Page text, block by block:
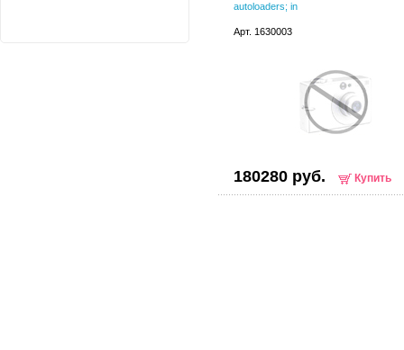
autoloaders; in
Арт. 1630003
180280 руб. Купить